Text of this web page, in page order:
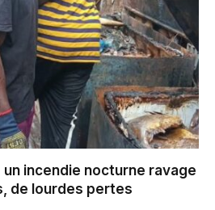
incendie nocturne ravage
de lourdes pertes